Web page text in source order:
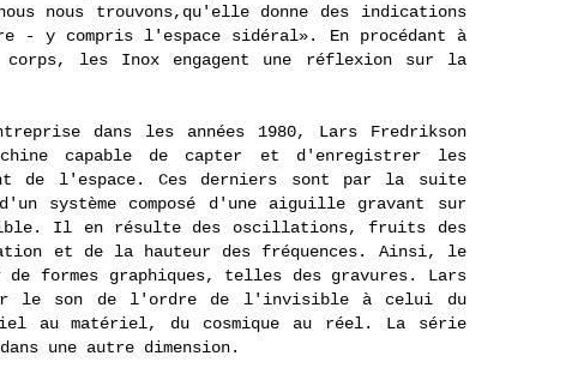
nous trouvons,qu'elle donne des indications
- y compris l'espace sidéral». En procédant à
corps, les Inox engagent une réflexion sur la
dans les années 1980, Lars Fredrikson
capable de capter et d'enregistrer les
de l'espace. Ces derniers sont par la suite
système composé d'une aiguille gravant sur
Il en résulte des oscillations, fruits des
et de la hauteur des fréquences. Ainsi, le
de formes graphiques, telles des gravures. Lars
le son de l'ordre de l'invisible à celui du
au matériel, du cosmique au réel. La série
une autre dimension.